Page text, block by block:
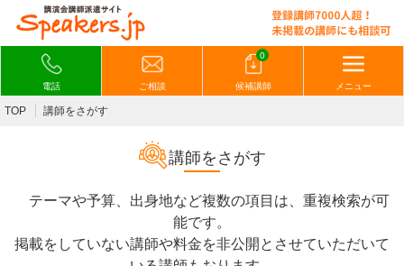
電話 ご相談
0
候補講師 メニュー
TOP 講師をさがす
講師をさがす
テーマや予算、出身地など複数の項目は、重複検索が可
能です。
掲載をしていない講師や料金を非公開とさせていただいて